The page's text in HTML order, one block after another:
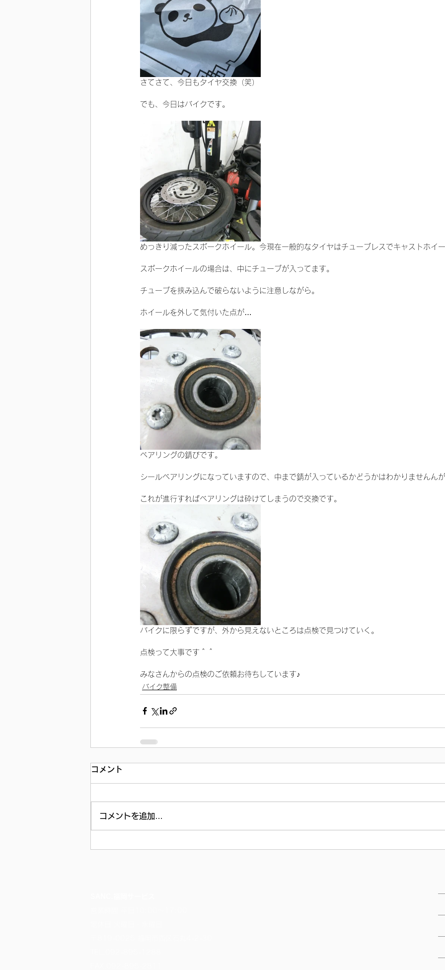
さてさて、今日もタイヤ交換（笑）
でも、今日はバイクです。
めっきり減ったスポークホイール。今現在一般的なタイヤはチューブレスでキャストホイ
スポークホイールの場合は、中にチューブが入ってます。
チューブを挟み込んで破らないように注意しながら。
ホイールを外して気付いた点が…
ベアリングの錆びです。
シールベアリングになっていますので、中まで錆が入っているかどうかはわかりませんん
これが進行すればベアリングは砕けてしまうので交換です。
バイクに限らずですが、外から見えないところは点検で見つけていく。
点検って大事です＾＾
みなさんからの点検のご依頼お待ちしています♪
バイク整備
コメント
コメントを追加…